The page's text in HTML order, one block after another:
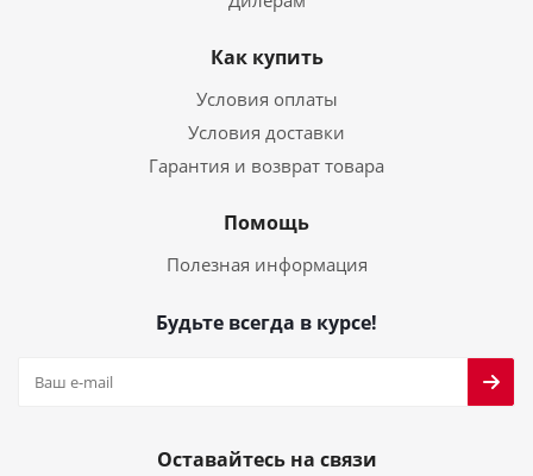
Как купить
Условия оплаты
Условия доставки
Гарантия и возврат товара
Помощь
Полезная информация
Будьте всегда в курсе!
Оставайтесь на связи